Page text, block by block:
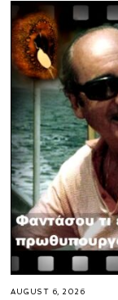
AUGUST 6, 2026